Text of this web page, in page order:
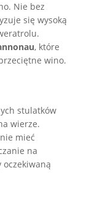
Nie bez
się wysoką
, które
wino.
stulatków
wierze.
mieć
na
oczekiwaną